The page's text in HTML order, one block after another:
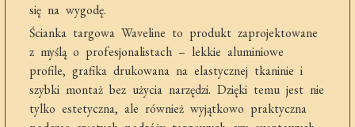
się na wygodę.
Ścianka targowa Waveline to produkt zaprojektowane
z myślą o profesjonalistach – lekkie aluminiowe
profile, grafika drukowana na elastycznej tkaninie i
szybki montaż bez użycia narzędzi. Dzięki temu jest nie
tylko estetyczna, ale również wyjątkowo praktyczna